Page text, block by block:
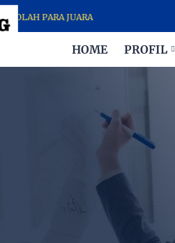
PARA JUARA
HOME PROFIL